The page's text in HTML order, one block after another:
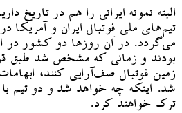
البته نمونه ایرانی را هم در تاریخ
تیم‌های ملی فوتبال ایران و آمریکا
می‌گردد. در آن روزها دو کشور
بودند و زمانی که مشخص شد طبق
زمین فوتبال صف‌آرایی کنند،
شد. اینکه چه خواهد شد و دو تیم با
ترک خواهند کرد.